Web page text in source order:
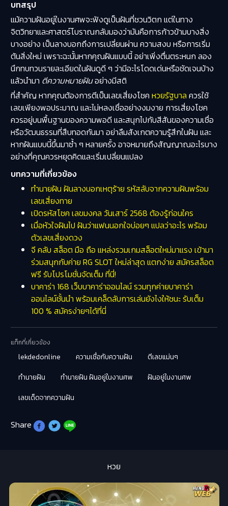
บทสรุป
แม้ความฝันอยู่ในงานศพจะฟังดูเป็นฝันที่ชวนวิตก แต่ในทาง
จิตวิทยาและศาสตร์โบราณกลับมองว่ามันคือการก้าวข้ามบางสิ่ง
บางอย่าง เป็นลางบอกถึงการเปลี่ยนผ่าน ความสงบ หรือการเริ่ม
ต้นสิ่งใหม่ เพราะฉะนั้นหากคุณฝันแบบนี้ อย่าเพิ่งตื่นตระหนก ลอง
นึกทบทวนรายละเอียดในฝันดูดี ๆ ว่ามีอะไรโดดเด่นหรือชัดเจนบ้าง
แล้วนำมา ตีความหมายฝันอย่างมีสติ
ที่สำคัญ หากคุณต้องการตีเป็นเลขเสี่ยงโชค หวยรัฐบาล ควรใช้
เลขเพียงพอประมาณ และไม่หลงเชื่ออย่างงมงาย การเสี่ยงโชค
ควรอยู่บนพื้นฐานของความพอดี และสนุกไปกับสีสันของความเชื่อ
หรือวัฒนธรรมที่สืบทอดกันมา อย่าลืมสังเกตความรู้สึกในฝัน และ
หากฝันแบบนี้ขึ้นมาซ้ำ ๆ หลายครั้ง อาจหมายถึงสัญญาณอะไรบาง
อย่างที่คุณควรหยุดคิดและเริ่มเปลี่ยนแปลง
บทความที่เกี่ยวข้อง
ทำนายฝัน ฝันลางบอกเหตุร้าย รหัสลับจากความฝันพร้อม
เลขเสี่ยงทาย
เปิดรหัสโชค เลขมงคล วันเสาร์ 2568 ต้องรู้ก่อนใคร
เมื่อหัวใจฝันไป ฝันว่าแฟนนอกใจบ่อยๆ แปลว่าอะไร พร้อม
ตัวเลขเสี่ยงดวง
จี คลับ สล็อต มือ ถือ แหล่งรวมเกมสล็อตใหม่มาแรง เข้ามา
ร่วมสนุกกับค่าย RG SLOT ใหม่ล่าสุด แตกง่าย สมัครสล็อต
ฟรี รับโปรโมชั่นจัดเต็ม ที่นี่!
บาคาร่า 168 เว็บบาคาร่าออนไลน์ รวมทุกค่ายบาคาร่า
ออนไลน์ชั้นนำ พร้อมเคล็ดลับการเล่นยังไงให้ชนะ รับเต็ม
100 % สมัครง่ายๆได้ที่นี่
แท็กที่เกี่ยวข้อง
lekdedonline ความเชื่อกับความฝัน
ตีเลขแม่นๆ
ทำนายฝัน
ทำนายฝัน ฝันอยู่ในงานศพ
ฝันอยู่ในงานศพ
เลขเด็ดจากความฝัน
Share
หวย